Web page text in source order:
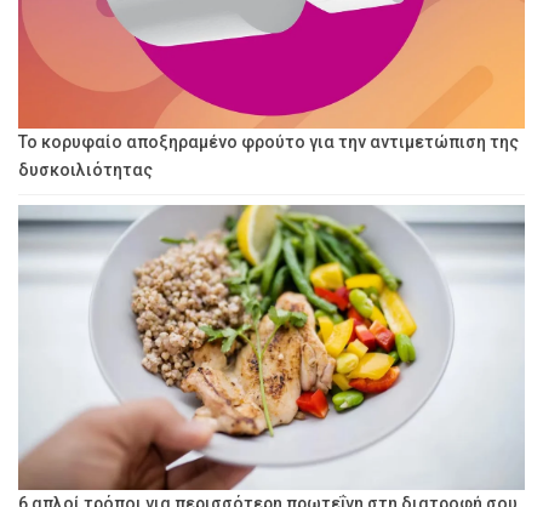
Το κορυφαίο αποξηραμένο φρούτο για την αντιμετώπιση της
δυσκοιλιότητας